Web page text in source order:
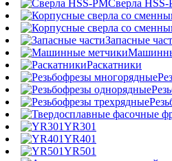
Сверла HSS-
Запасные
Раскатники
YR301
YR401
YR501